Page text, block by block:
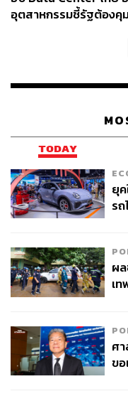
ก
อุตสาหกรรมชี้รัฐต้องคุ
TODAY
ยุ
ร
ผ
เ
ศ
ข